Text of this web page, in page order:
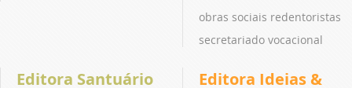
obras sociais redentoristas
secretariado vocacional
Editora Santuário
Editora Ideias &